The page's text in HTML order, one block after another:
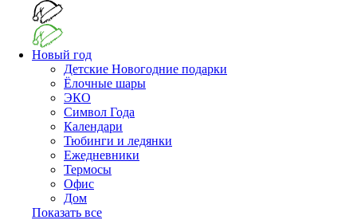
Новый год
Детские Новогодние подарки
Ёлочные шары
ЭКО
Символ Года
Календари
Тюбинги и ледянки
Ежедневники
Термосы
Офис
Дом
Показать все